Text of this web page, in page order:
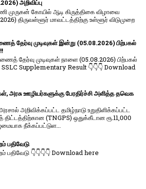
அறிவிப்பு
முருகன் கோயில் ஆடி கிருத்திகை விழாவை
திருவள்ளூர் மாவட்டத்திற்கு உள்ளூர் விடுமுறை
தேர்வு முடிவுகள் இன்று (05.08.2026) பிற்பகல்
தேர்வு முடிவுகள் நாளை (05.08.2026) பிற்பகல்
SSLC Supplementary Result 👇👇👇 Download
அரசு ஊழியர்களுக்கு பேரதிர்ச்சி அளித்த தவெக
அறிவிக்கப்பட்ட தமிழ்நாடு உறுதிளிக்கப்பட்ட
திட்டத்திற்கான (TNGPS) ஒதுக்கீடான ரூ.11,000
நீக்கப்பட்டுள...
பதிவேடு
பதிவேடு 👇👇👇👇 Download here